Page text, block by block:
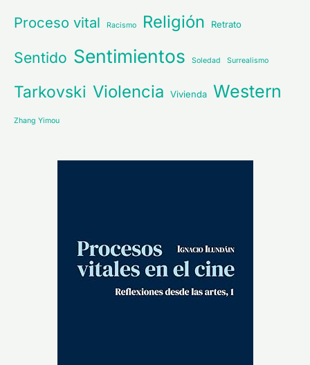
Proceso vital Racismo Religión Retrato
Sentido Sentimientos Soledad Surrealismo
Tarkovski Violencia Vivienda Western
Zhang Yimou